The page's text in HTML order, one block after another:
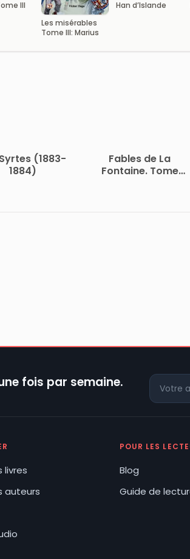
III
Les misérables
Tome III: Marius
Han d’Islande
(1883-
1884)
Fables de La
Fontaine. Tome
fois par semaine.
livres
auteurs
POUR LES
Blog
Guide de